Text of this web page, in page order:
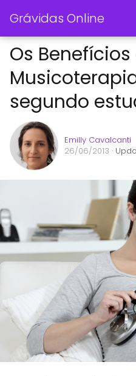
Grávidas Online
Os
segundo
Emilly Cavalcanti
26/06/2013 ·